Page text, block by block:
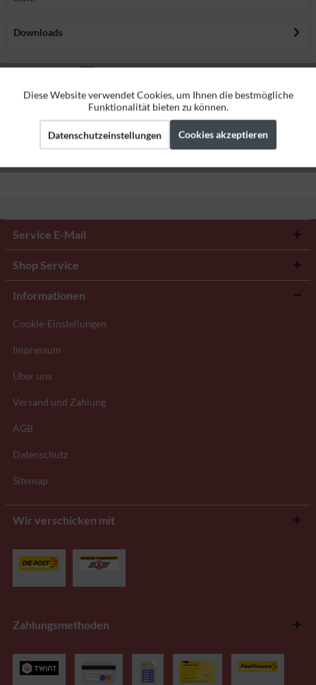
Downloads
Bewertungen lesen, schreiben und diskutieren...mehr
Service E-Mail
Shop Service
Informationen
Cookie-Einstellungen
Impressum
Über uns
Versand und Zahlung
AGB
Datenschutz
Sitemap
Wir verschicken mit
Zahlungsmethoden
Funktionale Aktiv
Marketing Aktiv
Diese Website verwendet Cookies, um Ihnen die bestmögliche
Funktionalität bieten zu können.
Datenschutzeinstellungen Cookies akzeptieren